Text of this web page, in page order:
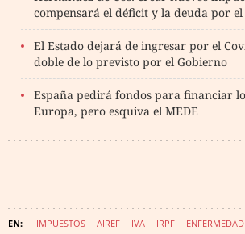
compensará el déficit y la deuda por el
El Estado dejará de ingresar por el
doble de lo previsto por el Gobierno
España pedirá fondos para financiar
Europa, pero esquiva el MEDE
IMPUESTOS AIREF IVA IRPF